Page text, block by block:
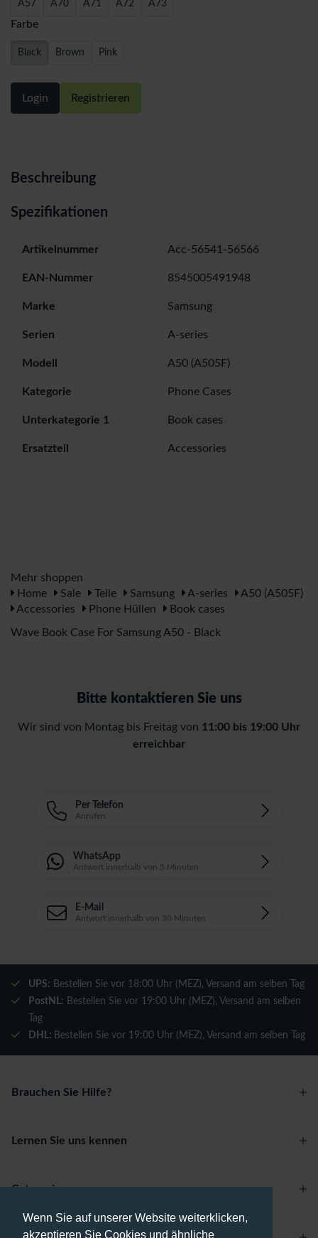
Wenn Sie auf unserer Website weiterklicken,
akzeptieren Sie Cookies und ähnliche
A57 A70 A71 A72 A73
Farbe
Black Brown Pink
Login Registrieren
Beschreibung
Spezifikationen
Artikelnummer Acc-56541-56566
EAN-Nummer 8545005491948
Marke Samsung
Serien A-series
Modell A50 (A505F)
Kategorie Phone Cases
Unterkategorie 1 Book cases
Ersatzteil Accessories
Mehr shoppen
Home
Sale Teile Samsung A-series
A50 (A505F)
Accessories
Phone Hüllen Book cases
Wave Book Case For Samsung A50 - Black
Bitte kontaktieren Sie uns
Wir sind von Montag bis Freitag von 11:00 bis 19:00 Uhr
erreichbar
Per Telefon
Anrufen
WhatsApp
Antwort innerhalb von 5 Minuten
E-Mail
Antwort innerhalb von 30 Minuten
UPS: Bestellen Sie vor 18:00 Uhr (MEZ), Versand am selben Tag
PostNL: Bestellen Sie vor 19:00 Uhr (MEZ), Versand am selben
Tag
DHL: Bestellen Sie vor 19:00 Uhr (MEZ), Versand am selben Tag
Brauchen Sie Hilfe?
Lernen Sie uns kennen
Categories